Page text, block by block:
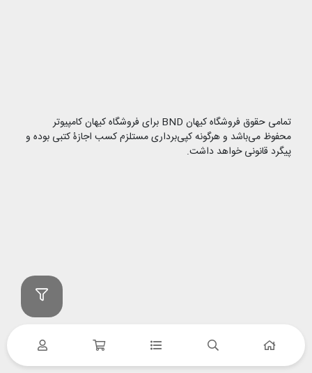
تمامی حقوق فروشگاه کیهان BND برای فروشگاه کیهان کامپیوتر
محفوظ می‌باشد و هرگونه کپی‌برداری مستلزم کسب اجازۀ کتبی بوده و
پیگرد قانونی خواهد داشت.